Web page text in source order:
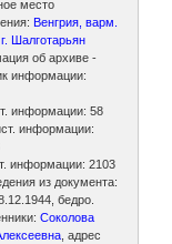
место
Венгрия, варм.
Шалготарьян
об архиве -
информации:
информации: 58
информации:
информации: 2103
из документа:
бедро.
Соколова
, адрес